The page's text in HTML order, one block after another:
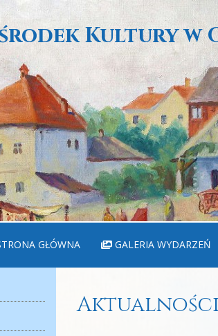
Kultury w
GŁÓWNA GALERIA WYDARZEŃ
Aktualności